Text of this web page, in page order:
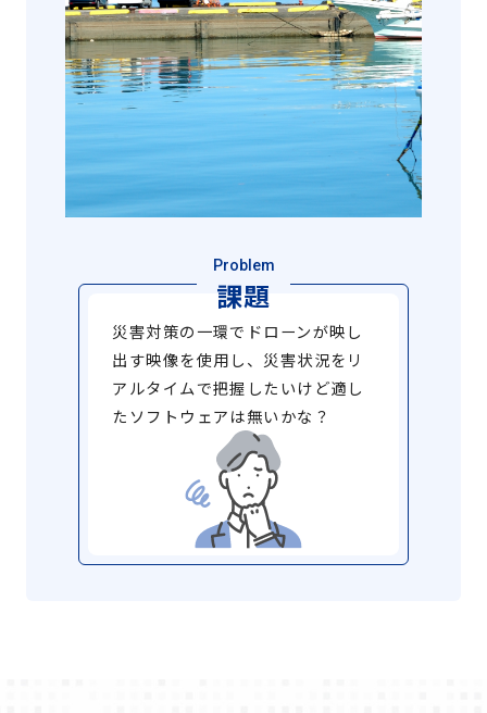
Problem
課題
災害対策の一環でドローンが映し
出す映像を使用し、災害状況をリ
アルタイムで把握したいけど適し
たソフトウェアは無いかな？